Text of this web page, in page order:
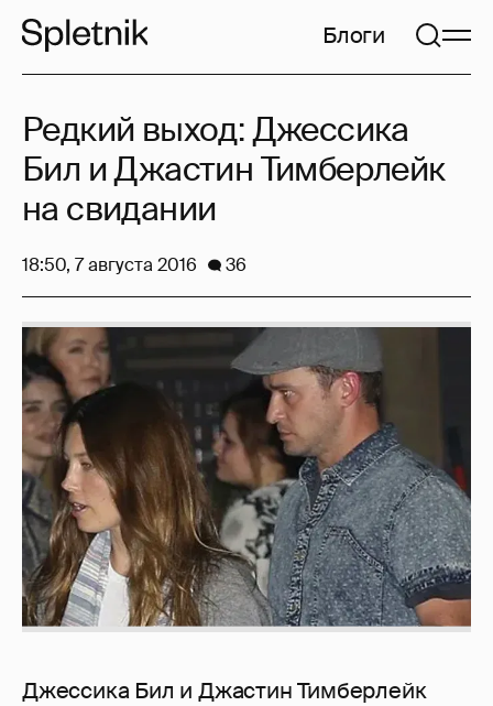
Блоги
Джессика Бил и Джастин Тимберлейк
Редкий выход: Джессика
Бил и Джастин Тимберлейк
на свидании
18:50, 7 августа 2016 36